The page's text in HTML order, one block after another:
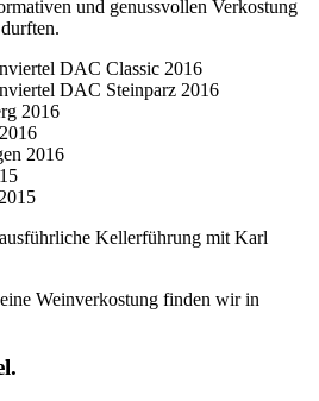
und genussvollen Verkostung
DAC Classic 2016
DAC Steinparz 2016
2016
2016
Kellerführung mit Karl
Weinverkostung finden wir in